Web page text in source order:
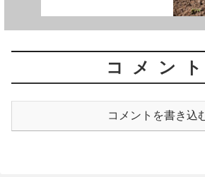
コメント
コメントを書き込